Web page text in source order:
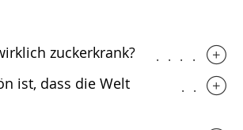
zuckerkrank?
ist, dass die Welt